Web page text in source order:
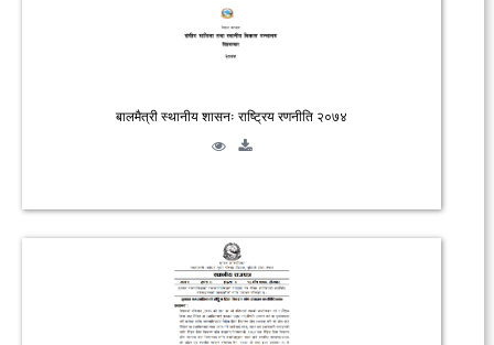
बालमैत्री स्थानीय शासनः राष्ट्रिय रणनीति २०७४